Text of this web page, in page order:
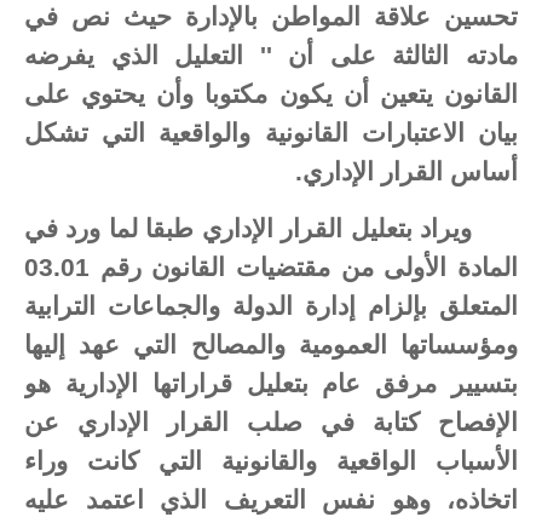
تحسين علاقة المواطن بالإدارة حيث نص في
مادته الثالثة على أن '' التعليل الذي يفرضه
القانون يتعين أن يكون مكتوبا وأن يحتوي على
بيان الاعتبارات القانونية والواقعية التي تشكل
أساس القرار الإداري.
ويراد بتعليل القرار الإداري طبقا لما ورد في
المادة الأولى من مقتضيات القانون رقم 03.01
المتعلق بإلزام إدارة الدولة والجماعات الترابية
ومؤسساتها العمومية والمصالح التي عهد إليها
بتسيير مرفق عام بتعليل قراراتها الإدارية هو
الإفصاح كتابة في صلب القرار الإداري عن
الأسباب الواقعية والقانونية التي كانت وراء
اتخاذه، وهو نفس التعريف الذي اعتمد عليه